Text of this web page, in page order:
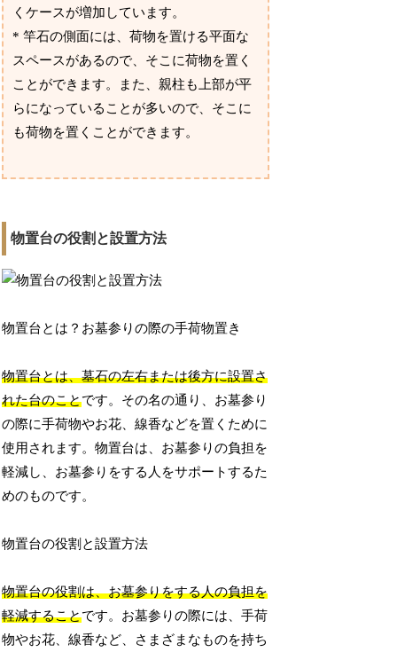
くケースが増加しています。
* 竿石の側面には、荷物を置ける平面な
スペースがあるので、そこに荷物を置く
ことができます。また、親柱も上部が平
らになっていることが多いので、そこに
も荷物を置くことができます。
物置台の役割と設置方法
物置台とは？お墓参りの際の手荷物置き
物置台とは、墓石の左右または後方に設置さ
れた台のことです。その名の通り、お墓参り
の際に手荷物やお花、線香などを置くために
使用されます。物置台は、お墓参りの負担を
軽減し、お墓参りをする人をサポートするた
めのものです。
物置台の役割と設置方法
物置台の役割は、お墓参りをする人の負担を
軽減することです。お墓参りの際には、手荷
物やお花、線香など、さまざまなものを持ち